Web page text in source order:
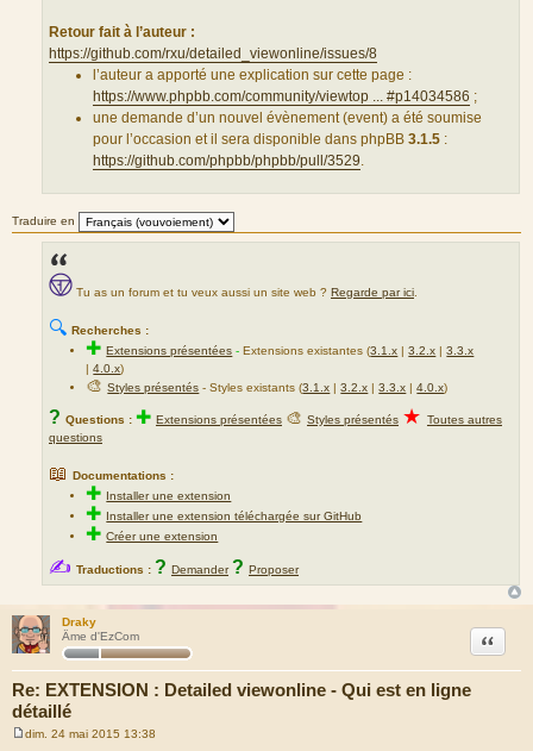
Retour fait à l’auteur :
https://github.com/rxu/detailed_viewonline/issues/8
l’auteur a apporté une explication sur cette page :
https://www.phpbb.com/community/viewtop ... #p14034586 ;
une demande d’un nouvel évènement (event) a été soumise
pour l’occasion et il sera disponible dans phpBB3.1.5 :
https://github.com/phpbb/phpbb/pull/3529.
Traduire en
Tu as un forum et tu veux aussi un site web ? Regarde par ici
🔍 Recherches :
✚Extensions présentées -Extensions existantes (3.1.x |3.2.x |3.3.x
|4.0.x)
🎨Styles présentés - Styles existants (3.1.x |3.2.x |3.3.x |4.0.x)
? Questions : ✚ Extensions présentées 🎨 Styles présentés ★ Toutes autres
questions
📖 Documentations :
✚ Installer une extension
✚ Installer une extension téléchargée sur GitHub
✚Créer une extension
✍ Traductions : ? Demander ? Proposer
Draky
Âme d'EzCom
Re: EXTENSION : Detailed viewonline - Qui est en ligne
détaillé
Citation
dim. 24 mai 2015 13:38